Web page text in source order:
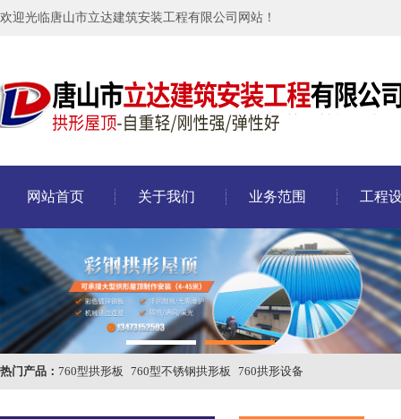
欢迎光临唐山市立达建筑安装工程有限公司网站！
网站首页 关于我们 业务范围 工程
热门产品： 760型拱形板 760型不锈钢拱形板 760拱形设备